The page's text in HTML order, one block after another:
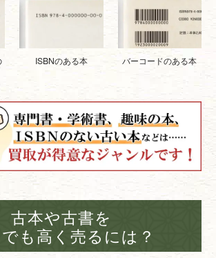
ISBNのある本 バーコードのある本
古本や古書を
も高く売るには？